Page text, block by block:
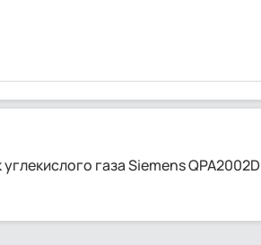
газа Siemens QPA2002D